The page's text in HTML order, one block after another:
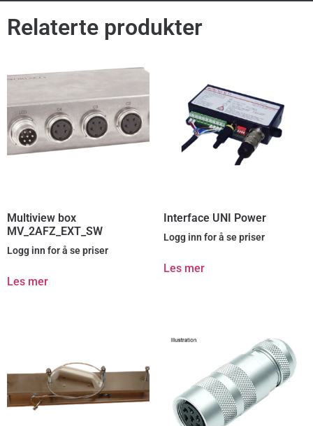
Relaterte produkter
Multiview box
MV_2AFZ_EXT_SW
Logg inn for å se priser
Les mer
Interface UNI Power
Logg inn for å se priser
Les mer